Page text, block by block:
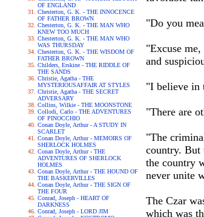
OF ENGLAND
Chesterton, G. K. - THE INNOCENCE
OF FATHER BROWN
Chesterton, G. K. - THE MAN WHO
KNEW TOO MUCH
Chesterton, G. K. - THE MAN WHO
WAS THURSDAY
Chesterton, G. K. - THE WISDOM OF
FATHER BROWN
Childers, Erskine - THE RIDDLE OF
THE SANDS
Christie, Agatha - THE
MYSTERIOUSAFFAIR AT STYLES
Christie, Agatha - THE SECRET
ADVERSARY
Collins, Wilkie - THE MOONSTONE
Collodi, Carlo - THE ADVENTURES
OF PINOCCHIO
Conan Doyle, Arthur - A STUDY IN
SCARLET
Conan Doyle, Arthur - MEMOIRS OF
SHERLOCK HOLMES
Conan Doyle, Arthur - THE
ADVENTURES OF SHERLOCK
HOLMES
Conan Doyle, Arthur - THE HOUND OF
THE BASKERVILLES
Conan Doyle, Arthur - THE SIGN OF
THE FOUR
Conrad, Joseph - HEART OF
DARKNESS
Conrad, Joseph - LORD JIM
"Do you
"Excuse
and
"I believe in
"There are
"The
country. But
the country
never unite
The Czar
which was